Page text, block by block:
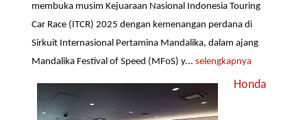
membuka musim Kejuaraan Nasional Indonesia Touring
Car Race (ITCR) 2025 dengan kemenangan perdana di
Sirkuit Internasional Pertamina Mandalika, dalam ajang
Mandalika Festival of Speed (MFoS) y...selengkapnya
Honda